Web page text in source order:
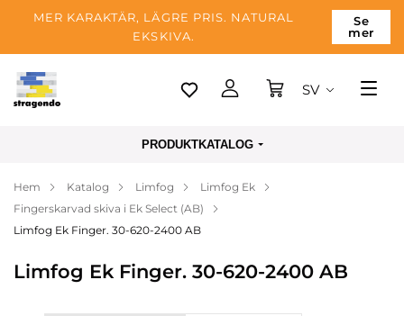
MER KARAKTÄR, LÄGRE PRIS. NATURAL
EKSKIVA.
Se
mer
Tallinn
Betalning
Om företaget
Blogg
SV
PRODUKTKATALOG
Hem Katalog Limfog
Limfog Ek
Fingerskarvad skiva i Ek Select (AB)
Limfog Ek Finger. 30-620-2400 AB
Limfog Ek Finger. 30-620-2400 AB